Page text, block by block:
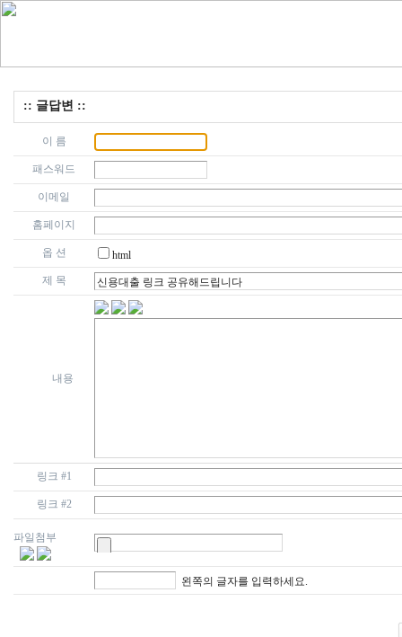
:: 글답변 ::
이 름
패스워드
이메일
홈페이지
옵 션
html
제 목
내용
링크 #1
링크 #2
파일첨부
왼쪽의 글자를 입력하세요.